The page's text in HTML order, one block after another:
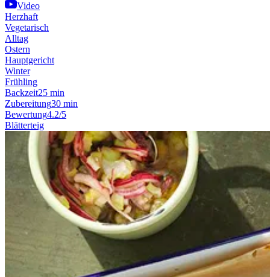
Video
Herzhaft
Vegetarisch
Alltag
Ostern
Hauptgericht
Winter
Frühling
Backzeit25 min
Zubereitung30 min
Bewertung4.2/5
Blätterteig